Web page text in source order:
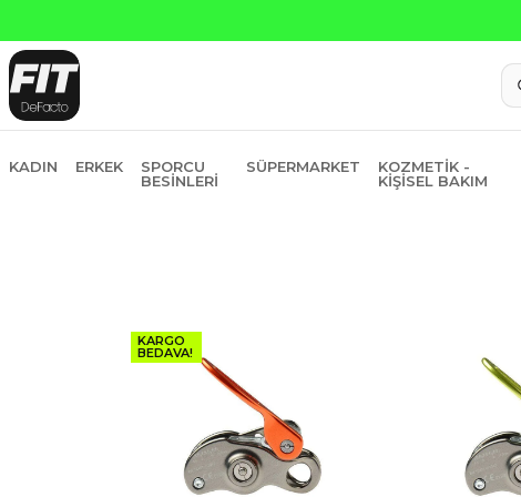
KADIN ERKEK
SPORCU
BESINLERI
SÜPERMARKET
KOZMETIK -
KIŞISEL BAKIM
KARGO
BEDAVA!